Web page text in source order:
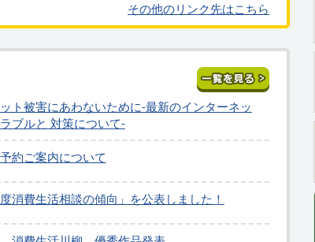
その他のリンク先はこちら
ト被害にあわないために-最新のインターネッ
ブルと 対策について-
約ご案内について
度消費生活相談の傾向」を公表しました！